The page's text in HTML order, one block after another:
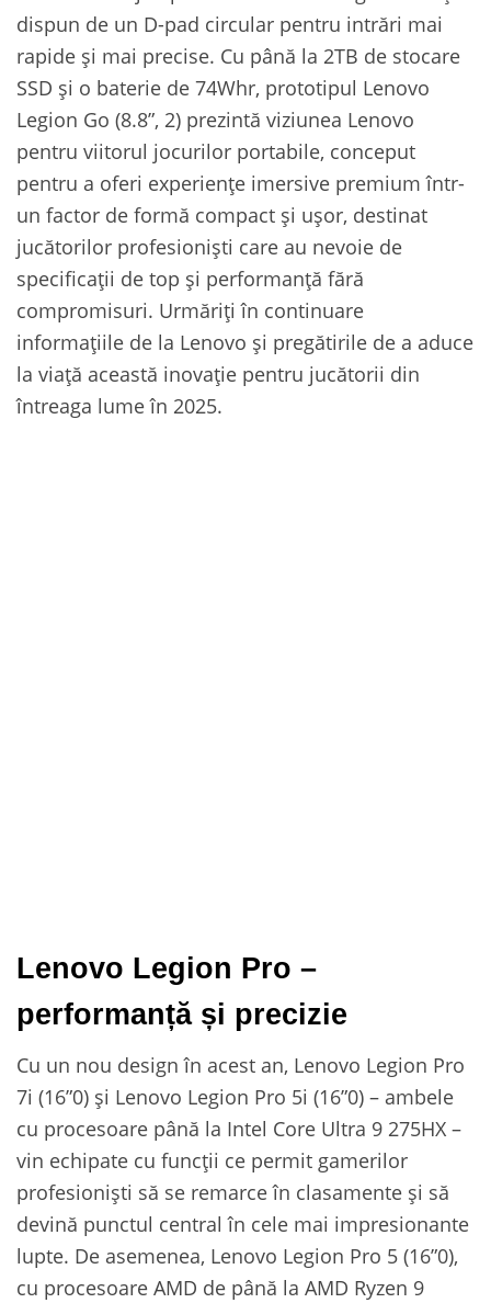
dispun de un D-pad circular pentru intrări mai
rapide și mai precise. Cu până la 2TB de stocare
SSD și o baterie de 74Whr, prototipul Lenovo
Legion Go (8.8”, 2) prezintă viziunea Lenovo
pentru viitorul jocurilor portabile, conceput
pentru a oferi experiențe imersive premium într-
un factor de formă compact și ușor, destinat
jucătorilor profesioniști care au nevoie de
specificații de top și performanță fără
compromisuri. Urmăriți în continuare
informațiile de la Lenovo și pregătirile de a aduce
la viață această inovație pentru jucătorii din
întreaga lume în 2025.
Lenovo Legion Pro –
performanță și precizie
Cu un nou design în acest an, Lenovo Legion Pro
7i (16”0) și Lenovo Legion Pro 5i (16”0) – ambele
cu procesoare până la Intel Core Ultra 9 275HX –
vin echipate cu funcții ce permit gamerilor
profesioniști să se remarce în clasamente și să
devină punctul central în cele mai impresionante
lupte. De asemenea, Lenovo Legion Pro 5 (16”0),
cu procesoare AMD de până la AMD Ryzen 9